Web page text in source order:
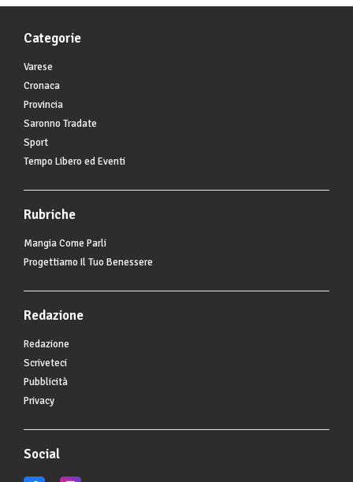
Categorie
Varese
Cronaca
Provincia
Saronno Tradate
Sport
Tempo Libero ed Eventi
Rubriche
Mangia Come Parli
Progettiamo Il Tuo Benessere
Redazione
Redazione
Scriveteci
Pubblicità
Privacy
Social